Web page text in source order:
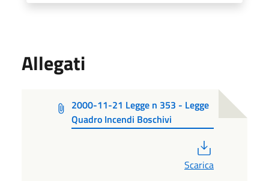
Allegati
2000-11-21 Legge n 353 - Legge
Quadro Incendi Boschivi
Scarica